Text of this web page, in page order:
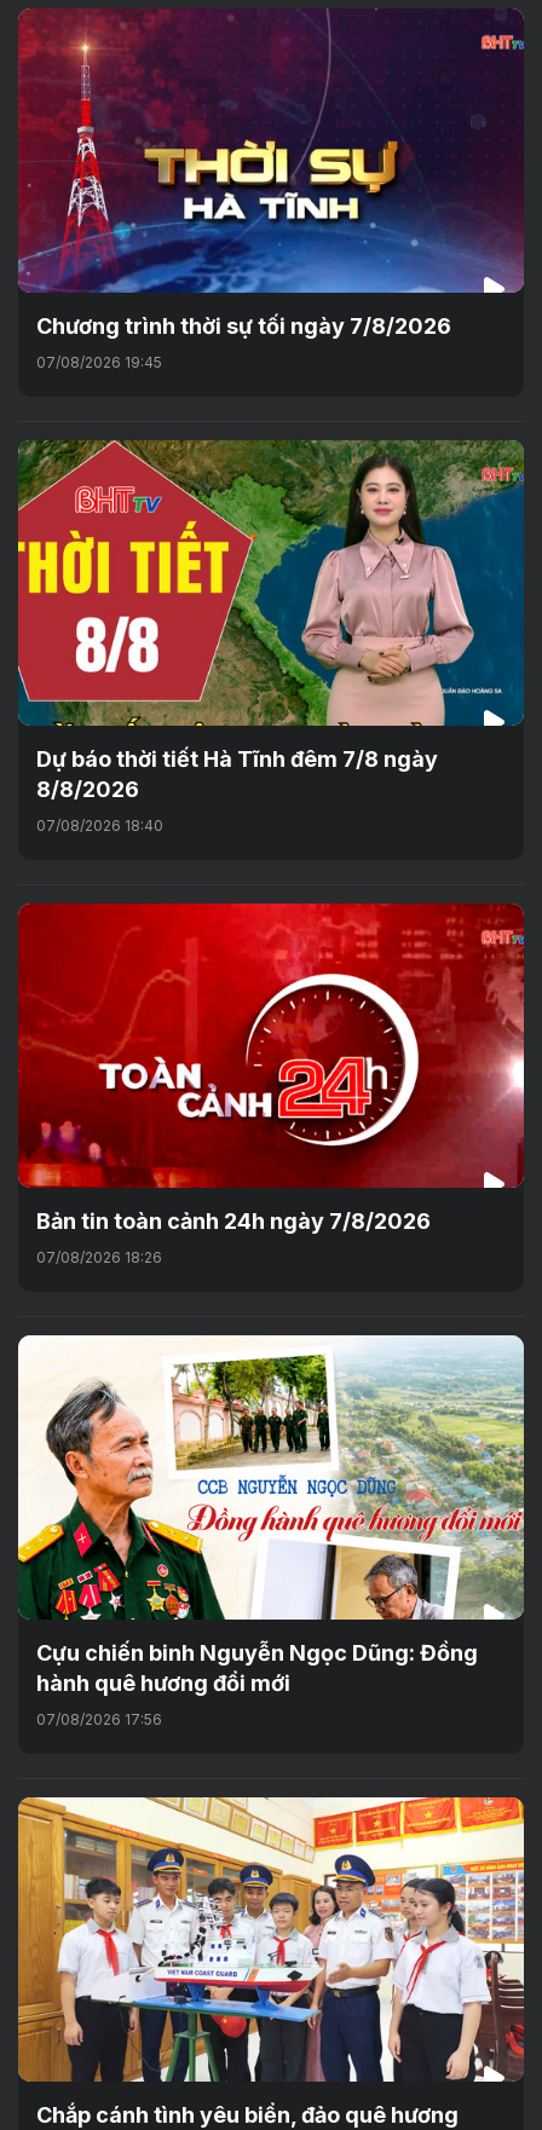
Chương trình thời sự tối ngày 7/8/2026
07/08/2026 19:45
Dự báo thời tiết Hà Tĩnh đêm 7/8 ngày
8/8/2026
07/08/2026 18:40
Bản tin toàn cảnh 24h ngày 7/8/2026
07/08/2026 18:26
Cựu chiến binh Nguyễn Ngọc Dũng: Đồng
hành quê hương đổi mới
07/08/2026 17:56
Chắp cánh tình yêu biển, đảo quê hương